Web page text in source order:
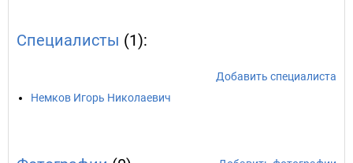
Специалисты (1):
Добавить специалиста
Немков Игорь Николаевич